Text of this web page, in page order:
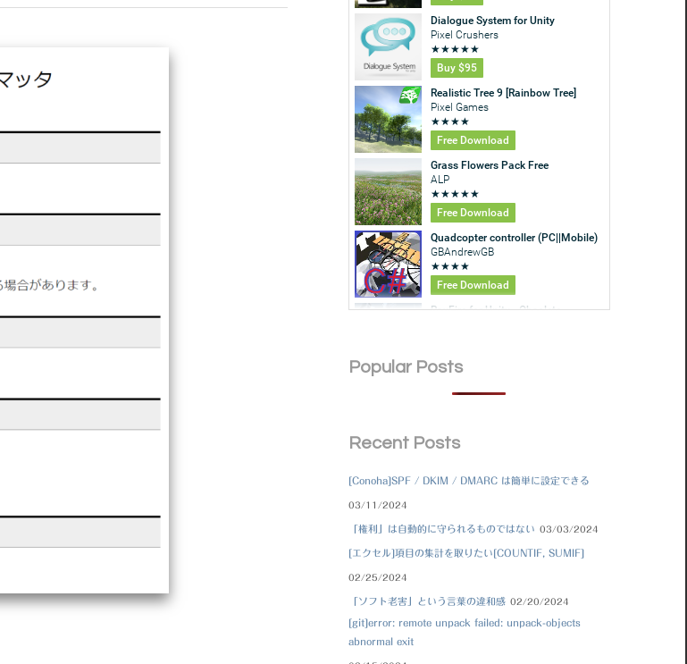
Popular Posts
Recent Posts
[Conoha]SPF / DKIM / DMARC は簡単に設定できる
03/11/2024
「権利」は自動的に守られるものではない 03/03/2024
[エクセル]項目の集計を取りたい[COUNTIF, SUMIF]
02/25/2024
「ソフト老害」という言葉の違和感 02/20/2024
[git]error: remote unpack failed: unpack-objects
abnormal exit